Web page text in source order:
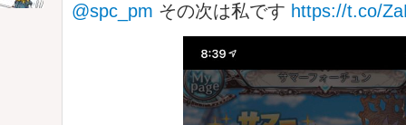
@spc_pm その次は私です https://t.co/